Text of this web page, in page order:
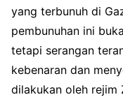
yang terbunuh di
pembunuhan ini
tetapi serangan
kebenaran dan
dilakukan oleh rejim